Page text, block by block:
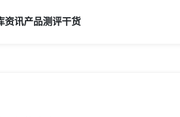
资讯产品测评干货